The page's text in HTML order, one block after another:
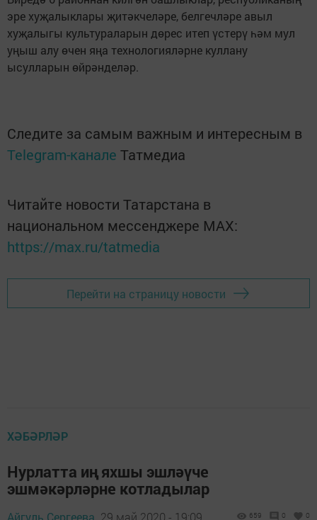
эре хуҗалыклары җитәкчеләре, белгечләре авыл
хуҗалыгы культураларын дөрес итеп үстерү һәм мул
уңыш алу өчен яңа технологияләрне куллану
ысулларын өйрәнделәр.
Следите за самым важным и интересным в
Telegram-канале Татмедиа
Читайте новости Татарстана в
национальном мессенджере MАХ:
https://max.ru/tatmedia
Перейти на страницу новости
ХӘБӘРЛӘР
Нурлатта иң яхшы эшләүче
эшмәкәрләрне котладылар
Айгуль Сергеева, 29 май 2020 - 19:09 659 0 0